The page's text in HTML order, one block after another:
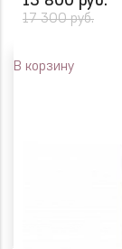
17 300 руб.
В корзину